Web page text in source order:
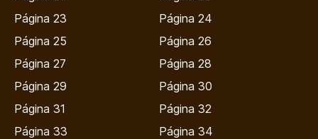
Página 23
Página 24
Página 25
Página 26
Página 27
Página 28
Página 29
Página 30
Página 31
Página 32
Página 33
Página 34